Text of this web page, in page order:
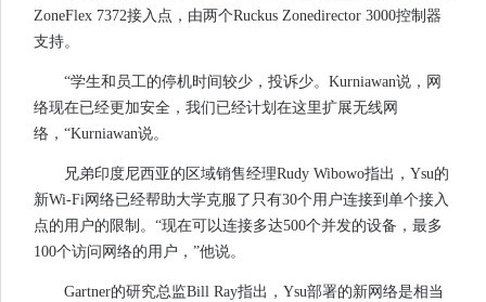
ZoneFlex 7372接入点，由两个Ruckus Zonedirector 3000控制器
支持。
“学生和员工的停机时间较少，投诉少。Kurniawan说，网
络现在已经更加安全，我们已经计划在这里扩展无线网
络，“Kurniawan说。
兄弟印度尼西亚的区域销售经理Rudy Wibowo指出，Ysu的
新Wi-Fi网络已经帮助大学克服了只有30个用户连接到单个接入
点的用户的限制。“现在可以连接多达500个并发的设备，最多
100个访问网络的用户，”他说。
Gartner的研究总监Bill Ray指出，Ysu部署的新网络是相当